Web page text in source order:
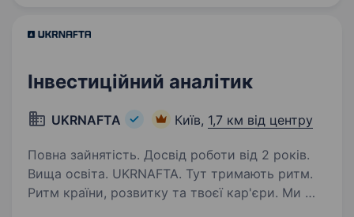
Інвестиційний аналітик
UKRNAFTA Київ, 1,7 км від центру
Повна зайнятість. Досвід роботи від 2 років.
Вища освіта. UKRNAFTA. Тут тримають ритм.
Ритм країни, розвитку та твоєї кар'єри. Ми —